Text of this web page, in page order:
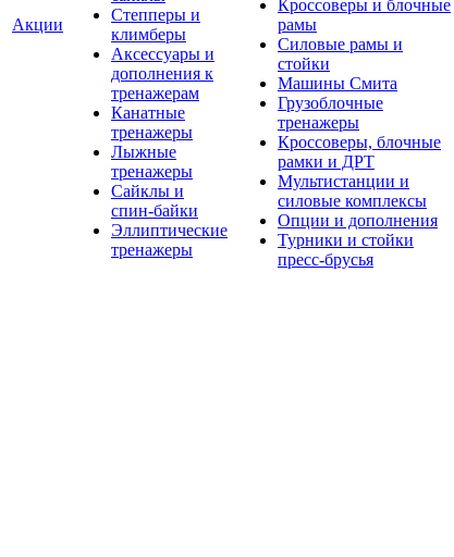
Акции
Степперы и
климберы
Аксессуары и
дополнения к
тренажерам
Канатные
тренажеры
Лыжные
тренажеры
Сайклы и
спин-байки
Эллиптические
тренажеры
Кроссоверы и блочные
рамы
Силовые рамы и
стойки
Машины Смита
Грузоблочные
тренажеры
Кроссоверы, блочные
рамки и ДРТ
Мультистанции и
силовые комплексы
Опции и дополнения
Турники и стойки
пресс-брусья